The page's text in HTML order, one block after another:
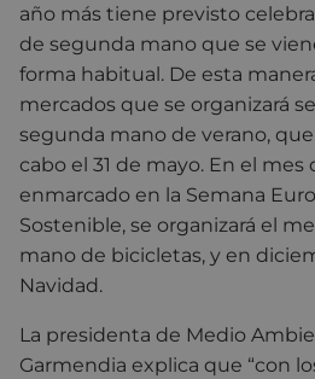
año más tiene previsto
de segunda mano que se
forma habitual. De esta
mercados que se organizará
segunda mano de verano,
cabo el 31 de mayo. En el
enmarcado en la Semana
Sostenible, se organizará el
mano de bicicletas, y en
Navidad.
La presidenta de Medio
Garmendia explica que “con